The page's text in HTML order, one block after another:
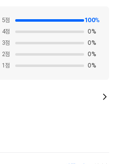
5점 100%
4점 0%
3점 0%
2점 0%
1 점 0%